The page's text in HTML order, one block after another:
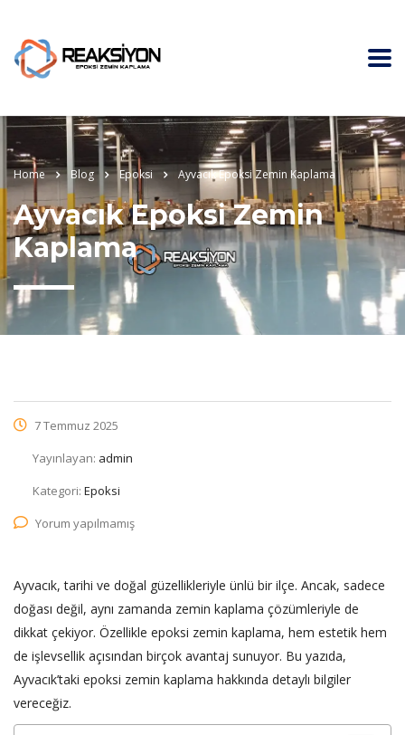
Home Blog Epoksi Ayvacık Epoksi Zemin Kaplama
Ayvacık Epoksi Zemin
Kaplama
7 Temmuz 2025
Yayınlayan: admin
Kategori: Epoksi
Yorum yapılmamış
Ayvacık, tarihi ve doğal güzellikleriyle ünlü bir ilçe. Ancak, sadece
doğası değil, aynı zamanda zemin kaplama çözümleriyle de
dikkat çekiyor. Özellikle epoksi zemin kaplama, hem estetik hem
de işlevsellik açısından birçok avantaj sunuyor. Bu yazıda,
Ayvacık’taki epoksi zemin kaplama hakkında detaylı bilgiler
vereceğiz.